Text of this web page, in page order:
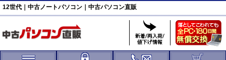
12世代｜中古ノートパソコン｜中古パソコン直販